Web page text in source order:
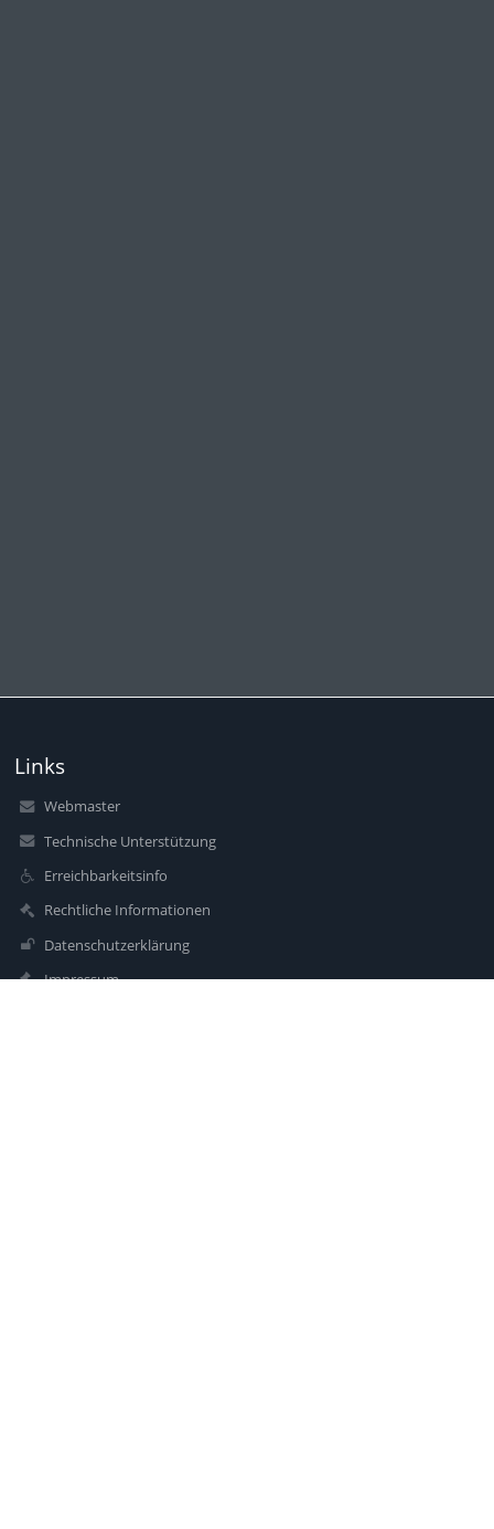
Links
Webmaster
Technische Unterstützung
Erreichbarkeitsinfo
Rechtliche Informationen
Datenschutzerklärung
Impressum